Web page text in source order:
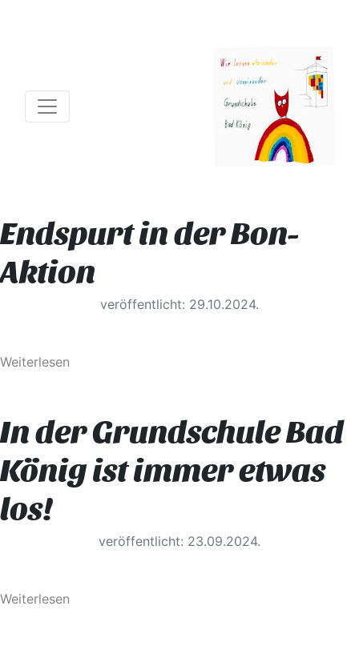
Endspurt in der Bon-
Aktion
veröffentlicht: 29.10.2024.
Weiterlesen
In der Grundschule Bad
König ist immer etwas
los!
veröffentlicht: 23.09.2024.
Weiterlesen